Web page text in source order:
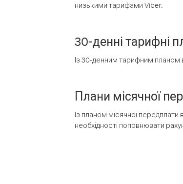
низькими тарифами Viber.
30-денні тарифні
Із 30-денним тарифним планом
Плани місячної
Із планом місячної
необхідності поповнювати